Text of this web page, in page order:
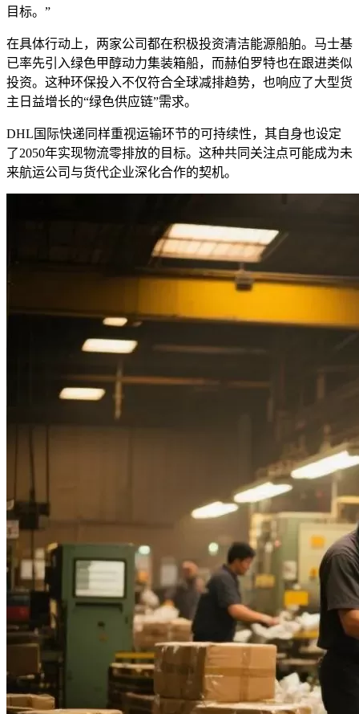
目标。”
在具体行动上，两家公司都在积极投资清洁能源船舶。马士基
已率先引入绿色甲醇动力集装箱船，而赫伯罗特也在跟进类似
投资。这种环保投入不仅符合全球减排趋势，也响应了大型货
主日益增长的“绿色供应链”需求。
DHL国际快递同样重视运输环节的可持续性，其自身也设定
了2050年实现物流零排放的目标。这种共同关注点可能成为未
来航运公司与货代企业深化合作的契机。